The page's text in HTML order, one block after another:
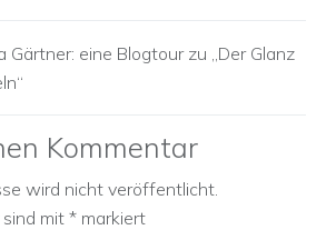
Gärtner: eine Blogtour zu „Der Glanz
Kommentar
wird nicht veröffentlicht.
sind mit * markiert